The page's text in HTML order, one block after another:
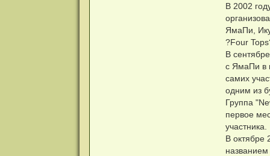
В 2002
ЯмаПи,
?Four
В
с ЯмаПи в
самих
одним из
Группа
первое
участника.
В октябре